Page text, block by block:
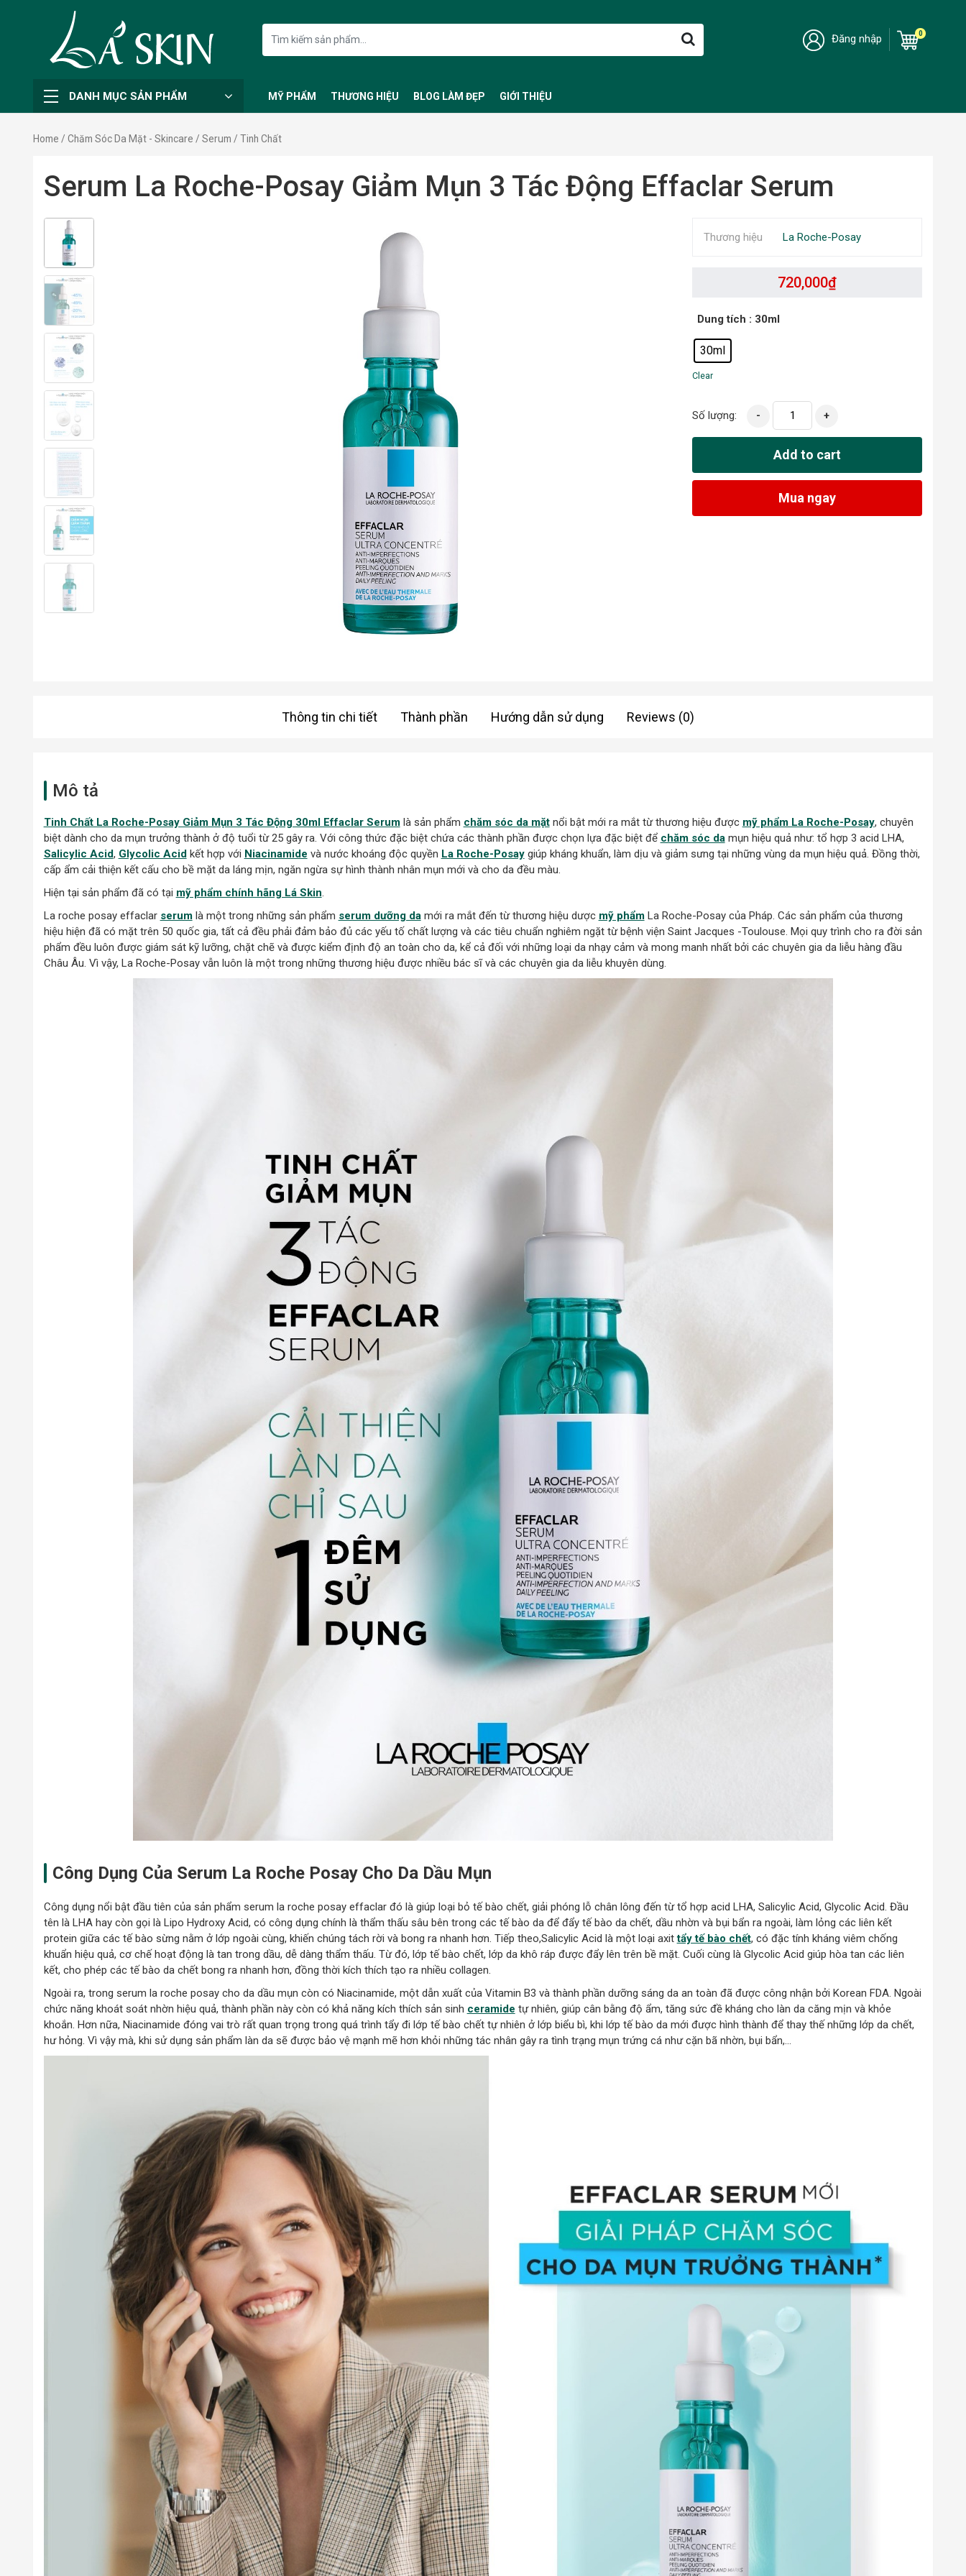
Đăng nhập 0
DANH MỤC SẢN PHẨM MỸ PHẨM THƯƠNG HIỆU BLOG LÀM ĐẸP GIỚI THIỆU
Home / Chăm Sóc Da Mặt - Skincare / Serum / Tinh Chất
Serum La Roche-Posay Giảm Mụn 3 Tác Động Effaclar Serum
720,000₫
Dung tích : 30ml
30ml
Clear
Số lượng: - +
Add to cart
Mua ngay
Thương hiệu La Roche-Posay
Thông tin chi tiết Thành phần Hướng dẫn sử dụng Reviews (0)
Mô tả
Tinh Chất La Roche-Posay Giảm Mụn 3 Tác Động 30ml Effaclar Serumlà sản phẩm chăm sóc da mặtnổi bật mới ra mắt từ thương hiệu được mỹ phẩm La Roche-Posay, chuyên
biệt dành cho da mụn trưởng thành ở độ tuổi từ 25 gây ra. Với công thức đặc biệt chứa các thành phần được chọn lựa đặc biệt để chăm sóc damụn hiệu quả như: tổ hợp 3 acid LHA,
Salicylic Acid, Glycolic Acidkết hợp với Niacinamide và nước khoáng độc quyền La Roche-Posaygiúp kháng khuẩn, làm dịu và giảm sưng tại những vùng da mụn hiệu quả. Đồng thời,
cấp ẩm cải thiện kết cấu cho bề mặt da láng mịn, ngăn ngừa sự hình thành nhân mụn mới và cho da đều màu.
Hiện tại sản phẩm đã có tại mỹ phẩm chính hãng Lá Skin.
La roche posay effaclar serumlà một trong những sản phẩm serum dưỡng damới ra mắt đến từ thương hiệu dược mỹ phẩmLa Roche-Posay của Pháp. Các sản phẩm của thương
hiệu hiện đã có mặt trên 50 quốc gia, tất cả đều phải đảm bảo đủ các yếu tố chất lượng và các tiêu chuẩn nghiêm ngặt từ bệnh viện Saint Jacques -Toulouse. Mọi quy trình cho ra đời sản
phẩm đều luôn được giám sát kỹ lưỡng, chặt chẽ và được kiểm định độ an toàn cho da, kể cả đối với những loại da nhạy cảm và mong manh nhất bởi các chuyên gia da liễu hàng đầu
Châu Âu. Vì vậy, La Roche-Posay vẫn luôn là một trong những thương hiệu được nhiều bác sĩ và các chuyên gia da liễu khuyên dùng.
Công Dụng Của Serum La Roche Posay Cho Da Dầu Mụn
Công dụng nổi bật đầu tiên của sản phẩm serum la roche posay effaclar đó là giúp loại bỏ tế bào chết, giải phóng lỗ chân lông đến từ tổ hợp acid LHA, Salicylic Acid, Glycolic Acid. Đầu
tên là LHA hay còn gọi là Lipo Hydroxy Acid, có công dụng chính là thẩm thấu sâu bên trong các tế bào da để đẩy tế bào da chết, dầu nhờn và bụi bẩn ra ngoài, làm lỏng các liên kết
protein giữa các tế bào sừng nằm ở lớp ngoài cùng, khiến chúng tách rời và bong ra nhanh hơn. Tiếp theo,Salicylic Acid là một loại axittẩy tế bào chết, có đặc tính kháng viêm chống
khuẩn hiệu quả, cơ chế hoạt động là tan trong dầu, dễ dàng thẩm thấu. Từ đó, lớp tế bào chết, lớp da khô ráp được đẩy lên trên bề mặt. Cuối cùng là Glycolic Acid giúp hòa tan các liên
kết, cho phép các tế bào da chết bong ra nhanh hơn, đồng thời kích thích tạo ra nhiều collagen.
Ngoài ra, trong serum la roche posay cho da dầu mụn còn có Niacinamide, một dẫn xuất của Vitamin B3 và thành phần dưỡng sáng da an toàn đã được công nhận bởi Korean FDA. Ngoài
chức năng khoát soát nhờn hiệu quả, thành phần này còn có khả năng kích thích sản sinh ceramide tự nhiên, giúp cân bằng độ ẩm, tăng sức đề kháng cho làn da căng mịn và khỏe
khoắn. Hơn nữa, Niacinamide đóng vai trò rất quan trọng trong quá trình tẩy đi lớp tế bào chết tự nhiên ở lớp biểu bì, khi lớp tế bào da mới được hình thành để thay thế những lớp da chết,
hư hỏng. Vì vậy mà, khi sử dụng sản phẩm làn da sẽ được bảo vệ mạnh mẽ hơn khỏi những tác nhân gây ra tình trạng mụn trứng cá như cặn bã nhờn, bụi bẩn,…